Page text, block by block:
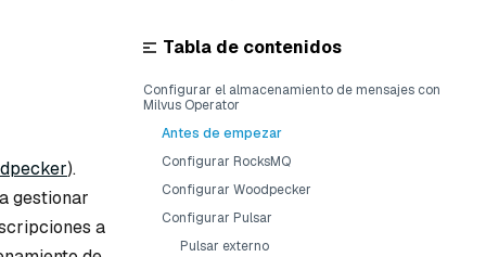
).
gestionar
a
Tabla de contenidos
Configurar el almacenamiento de mensajes con
Milvus Operator
Antes de empezar
Configurar RocksMQ
Configurar Woodpecker
Configurar Pulsar
Pulsar externo